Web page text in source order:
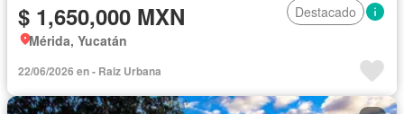
$ 1,650,000 MXN
Destacado
Mérida, Yucatán
22/06/2026 en - Raiz Urbana